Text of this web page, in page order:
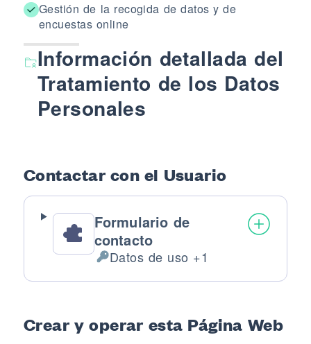
Gestión de la recogida de datos y de
encuestas online
Información detallada del
Tratamiento de los Datos
Personales
Contactar con el Usuario
Formulario de
contacto
Datos Personales tratados:
Datos de uso +1
Crear y operar esta Página Web